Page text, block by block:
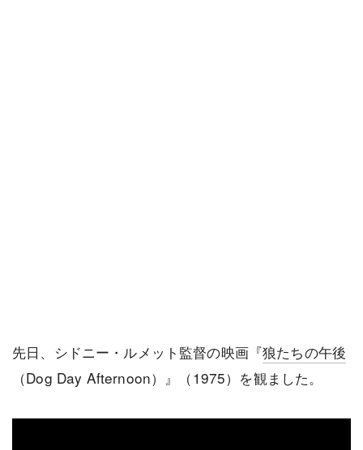
先日、シドニー・ルメット監督の映画『狼たちの午後
（Dog Day Afternoon）』（1975）を観ました。